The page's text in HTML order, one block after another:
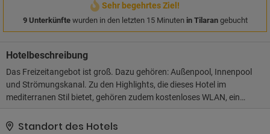
Sehr begehrtes Ziel!
9 Unterkünftewurden in den letzten 15 Minutenin Tilarangebucht
Hotelbeschreibung
Das Freizeitangebot ist groß. Dazu gehören: Außenpool, Innenpool
und Strömungskanal. Zu den Highlights, die dieses Hotel im
mediterranen Stil bietet, gehören zudem kostenloses WLAN, ein
Angebot gehören ein Textilreinigungsservice, eine
Standort des Hotels